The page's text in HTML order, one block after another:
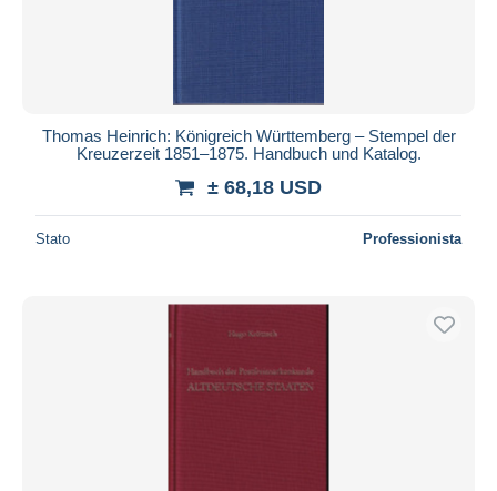
Thomas Heinrich: Königreich Württemberg – Stempel der
Kreuzerzeit 1851–1875. Handbuch und Katalog.
± 68,18 USD
Stato Professionista